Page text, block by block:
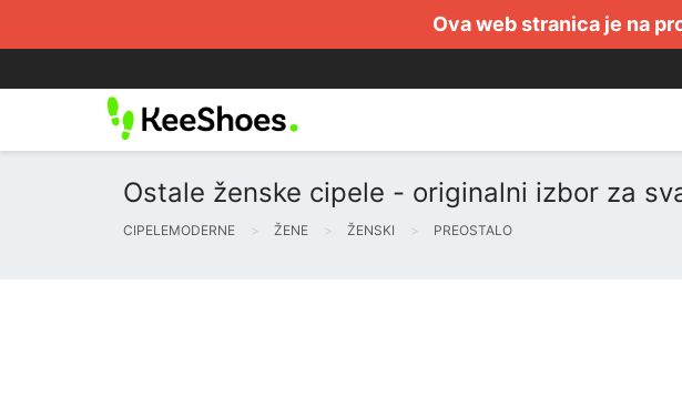
Ova web stranica je na
Ostale ženske cipele - originalni izbor za
CIPELEMODERNE ŽENE ŽENSKI PREOSTALO